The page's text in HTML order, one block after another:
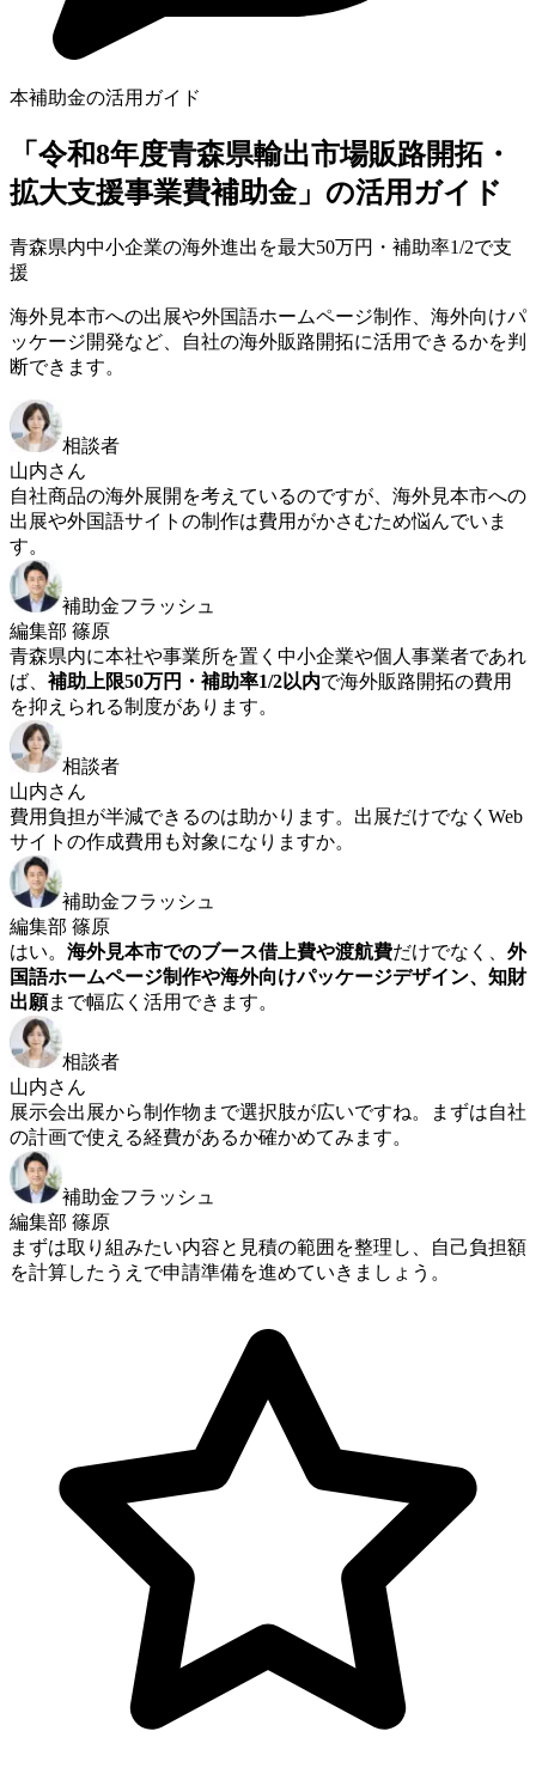
本補助金の活用ガイド
「令和8年度青森県輸出市場販路開拓・
拡大支援事業費補助金」の活用ガイド
青森県内中小企業の海外進出を最大50万円・補助率1/2で支
援
海外見本市への出展や外国語ホームページ制作、海外向けパ
ッケージ開発など、自社の海外販路開拓に活用できるかを判
断できます。
相談者
山内さん
自社商品の海外展開を考えているのですが、海外見本市への
出展や外国語サイトの制作は費用がかさむため悩んでいま
す。
補助金フラッシュ
編集部 篠原
青森県内に本社や事業所を置く中小企業や個人事業者であれ
ば、 補助上限50万円・補助率1/2以内で海外販路開拓の費用
を抑えられる制度があります。
相談者
山内さん
費用負担が半減できるのは助かります。出展だけでなくWeb
サイトの作成費用も対象になりますか。
補助金フラッシュ
編集部 篠原
はい。 海外見本市でのブース借上費や渡航費だけでなく、 外
国語ホームページ制作や海外向けパッケージデザイン、知財
出願まで幅広く活用できます。
相談者
山内さん
展示会出展から制作物まで選択肢が広いですね。まずは自社
の計画で使える経費があるか確かめてみます。
補助金フラッシュ
編集部 篠原
まずは取り組みたい内容と見積の範囲を整理し、自己負担額
を計算したうえで申請準備を進めていきましょう。